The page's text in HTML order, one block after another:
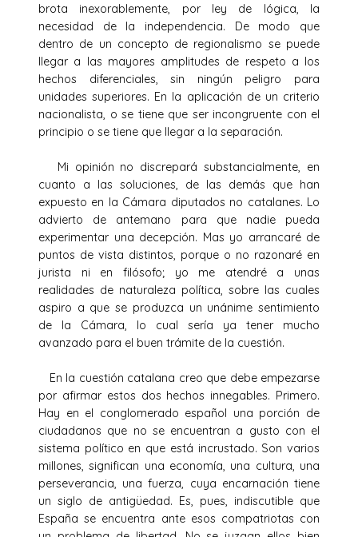
brota inexorablemente, por ley de lógica, la
necesidad de la independencia. De modo que
dentro de un concepto de regionalismo se puede
llegar a las mayores amplitudes de respeto a los
hechos diferenciales, sin ningún peligro para
unidades superiores. En la aplicación de un criterio
nacionalista, o se tiene que ser incongruente con el
principio o se tiene que llegar a la separación.
Mi opinión no discrepará substancialmente, en
cuanto a las soluciones, de las demás que han
expuesto en la Cámara diputados no catalanes. Lo
advierto de antemano para que nadie pueda
experimentar una decepción. Mas yo arrancaré de
puntos de vista distintos, porque o no razonaré en
jurista ni en filósofo; yo me atendré a unas
realidades de naturaleza política, sobre las cuales
aspiro a que se produzca un unánime sentimiento
de la Cámara, lo cual sería ya tener mucho
avanzado para el buen trámite de la cuestión.
En la cuestión catalana creo que debe empezarse
por afirmar estos dos hechos innegables. Primero.
Hay en el conglomerado español una porción de
ciudadanos que no se encuentran a gusto con el
sistema político en que está incrustado. Son varios
millones, significan una economía, una cultura, una
perseverancia, una fuerza, cuya encarnación tiene
un siglo de antigüedad. Es, pues, indiscutible que
España se encuentra ante esos compatriotas con